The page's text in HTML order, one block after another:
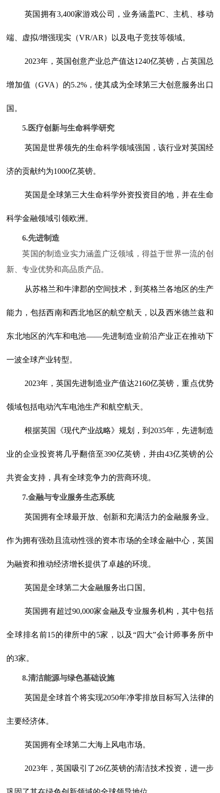
英国拥有3,400家游戏公司，业务涵盖PC、主机、移动
端、虚拟/增强现实（VR/AR）以及电子竞技等领域。
2023年，英国创意产业总产值达1240亿英镑，占英国总
增加值（GVA）的5.2%，使其成为全球第三大创意服务出口
国。
5.医疗创新与生命科学研究
英国是世界领先的生命科学领域强国，该行业对英国经
济的贡献约为1000亿英镑。
英国是全球第三大生命科学外资投资目的地，并在生命
科学金融领域引领欧洲。
6.先进制造
英国的制造业实力涵盖广泛领域，得益于世界一流的创
新、专业优势和高品质产品。
从苏格兰和牛津郡的空间技术，到英格兰各地区的生产
能力，包括西南和西北地区的航空航天，以及西米德兰兹和
东北地区的汽车和电池——先进制造业前沿产业正在推动下
一波全球产业转型。
2023年，英国先进制造业产值达2160亿英镑，重点优势
领域包括电动汽车电池生产和航空航天。
根据英国《现代产业战略》规划，到2035年，先进制造
业的企业投资将几乎翻倍至390亿英镑，并由43亿英镑的公
共资金支持，具有全球竞争力的营商环境。
7.金融与专业服务生态系统
英国拥有全球最开放、创新和充满活力的金融服务业。
作为拥有强劲且流动性强的资本市场的全球金融中心，英国
为融资和推动经济增长提供了卓越的环境。
英国是全球第二大金融服务出口国。
英国拥有超过90,000家金融及专业服务机构，其中包括
全球排名前15的律所中的5家，以及“四大”会计师事务所中
的3家。
8.清洁能源与绿色基础设施
英国是全球首个将实现2050年净零排放目标写入法律的
主要经济体。
英国拥有全球第二大海上风电市场。
2023年，英国吸引了26亿英镑的清洁技术投资，进一步